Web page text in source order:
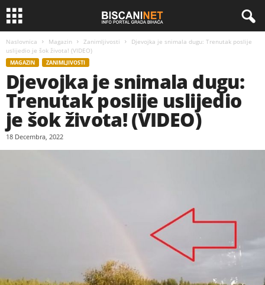
Naslovnica Magazin Zanimljivosti
Djevojka je snimala dugu: Trenutak poslije
uslijedio je šok života! (VIDEO)
MAGAZIN ZANIMLJIVOSTI
Djevojka je snimala dugu:
Trenutak poslije uslijedio
je šok života! (VIDEO)
18 Decembra, 2022